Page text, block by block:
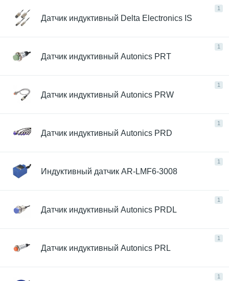
1
Датчик индуктивный Delta Electronics IS
1
Датчик индуктивный Autonics PRT
1
Датчик индуктивный Autonics PRW
1
Датчик индуктивный Autonics PRD
1
Индуктивный датчик AR-LMF6-3008
1
Датчик индуктивный Autonics PRDL
1
Датчик индуктивный Autonics PRL
1